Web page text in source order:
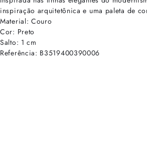
inspiração arquitetônica e uma paleta de
Material: Couro
Cor: Preto
Salto: 1 cm
Referência: B3519400390006